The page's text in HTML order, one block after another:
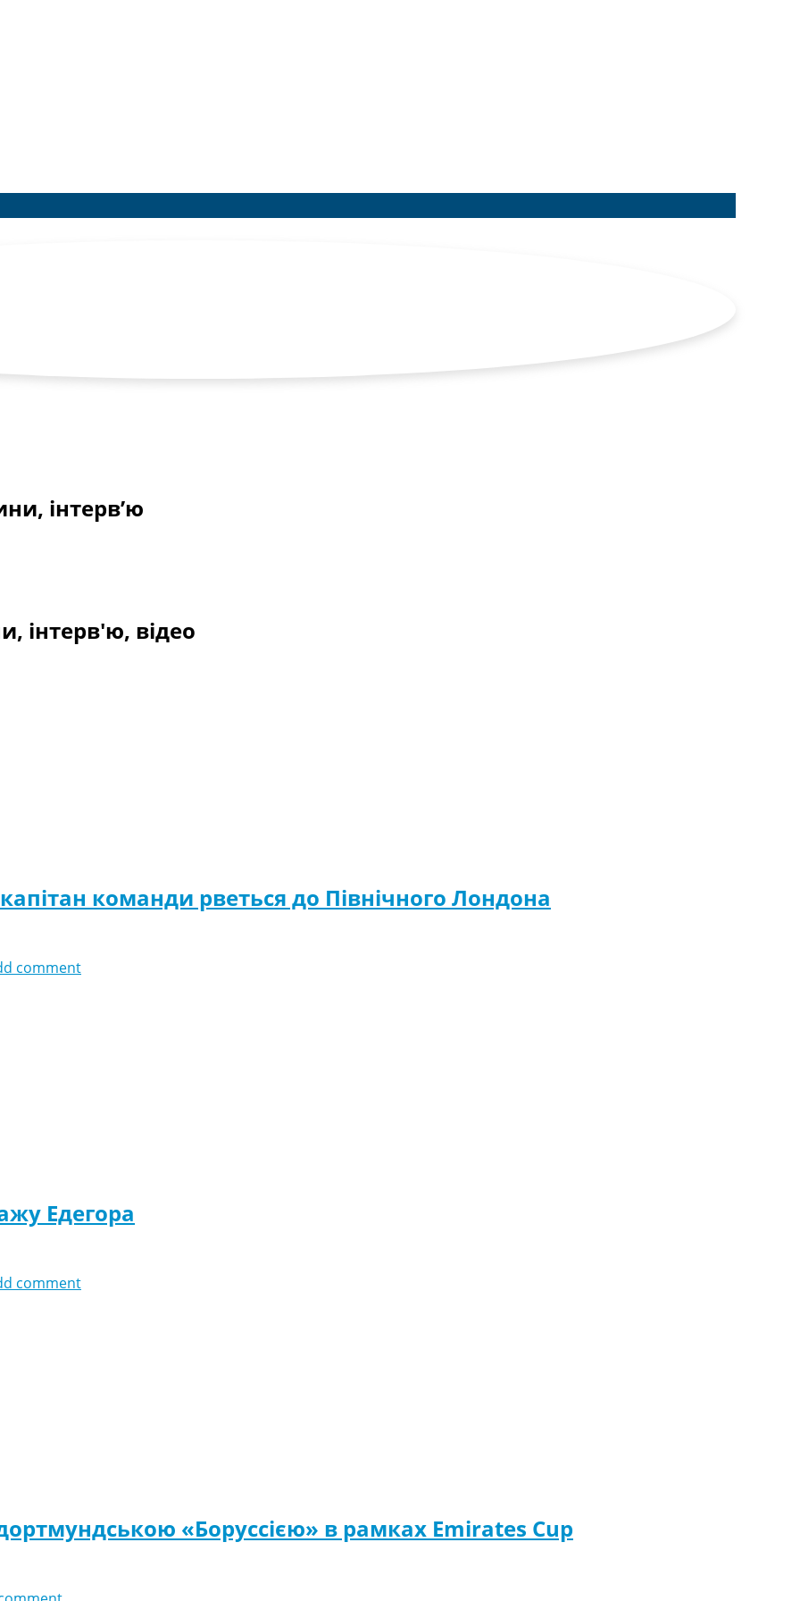
інтерв’ю
інтерв'ю, відео
команди рветься до Північного Лондона
comment
Едегора
comment
«Боруссією» в рамках Emirates Cup